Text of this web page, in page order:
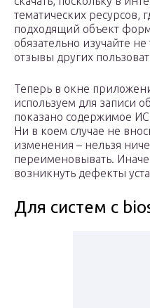
тематических ресурсов,
подходящий объект
обязательно изучайте
отзывы других
Теперь в окне
используем для записи
показано содержимое
Ни в коем случае не
изменения – нельзя
переименовывать. Иначе
возникнуть дефекты
Для систем с